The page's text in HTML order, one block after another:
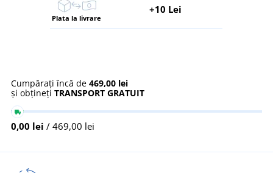
Plata la livrare
+10 Lei
Cumpărați încă de 469,00 lei
și obțineți TRANSPORT GRATUIT
0,00 lei / 469,00 lei